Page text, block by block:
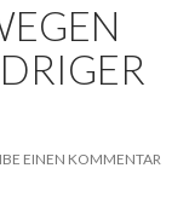
EINEN KOMMENTAR